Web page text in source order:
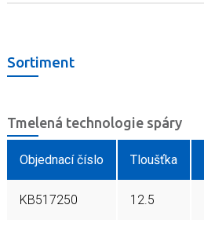
Sortiment
Tmelená technologie spáry
Objednací číslo Tloušťka
KB517250 12.5